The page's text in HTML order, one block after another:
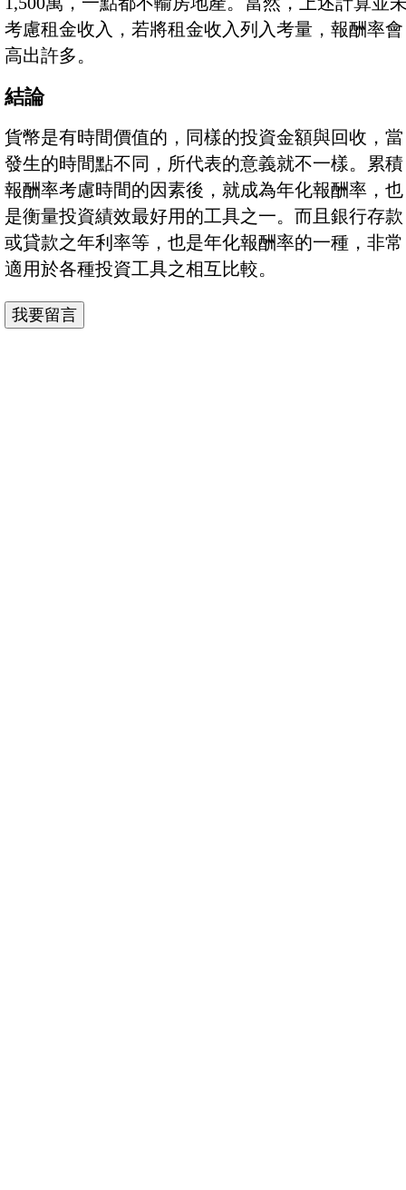
考慮租金收入，若將租金收入列入考量，報酬率會
高出許多。
結論
貨幣是有時間價值的，同樣的投資金額與回收，當
發生的時間點不同，所代表的意義就不一樣。累積
報酬率考慮時間的因素後，就成為年化報酬率，也
是衡量投資績效最好用的工具之一。而且銀行存款
或貸款之年利率等，也是年化報酬率的一種，非常
適用於各種投資工具之相互比較。